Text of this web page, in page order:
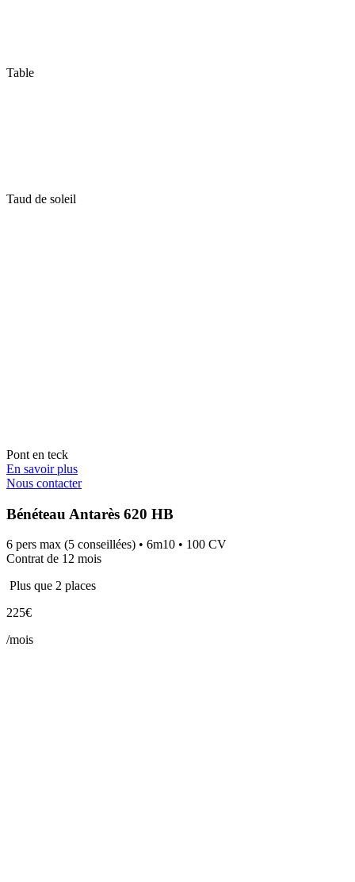
Table
Taud de soleil
Pont en teck
En savoir plus
Nous contacter
Bénéteau Antarès 620 HB
6 pers max (5 conseillées) • 6m10 • 100 CV
Contrat de 12 mois
Plus que 2 places
225€
/mois